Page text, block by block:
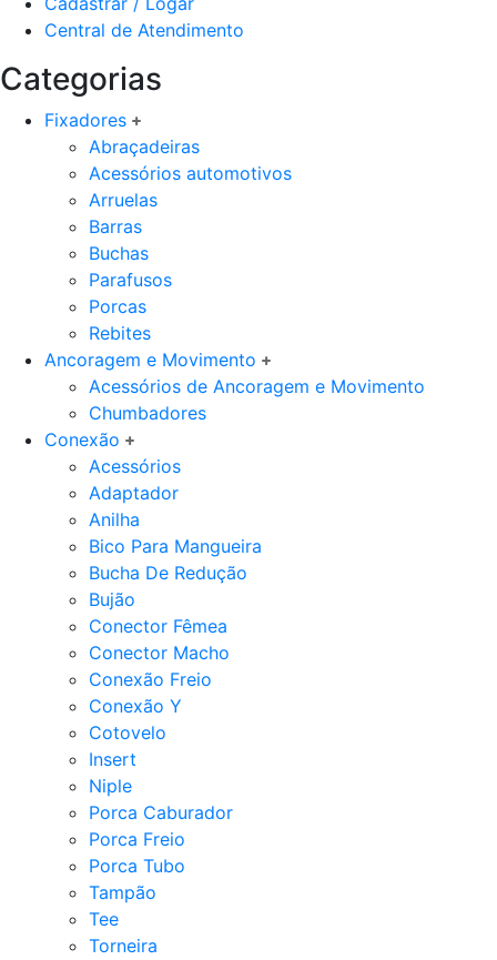
Central de Atendimento
Categorias
Fixadores
Abraçadeiras
Acessórios automotivos
Arruelas
Barras
Buchas
Parafusos
Porcas
Rebites
Ancoragem e Movimento
Acessórios de Ancoragem e Movimento
Chumbadores
Conexão
Acessórios
Adaptador
Anilha
Bico Para Mangueira
Bucha De Redução
Bujão
Conector Fêmea
Conector Macho
Conexão Freio
Conexão Y
Cotovelo
Insert
Niple
Porca Caburador
Porca Freio
Porca Tubo
Tampão
Tee
Torneira